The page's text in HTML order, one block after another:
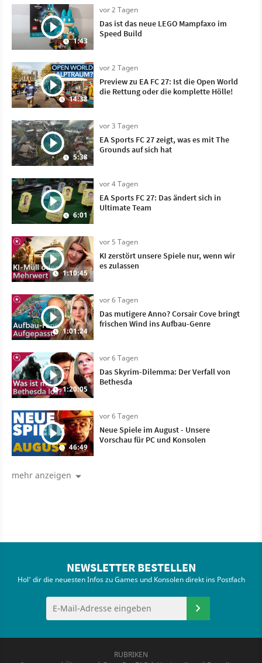
1:43
vor 2 Tagen
Das ist das neue LEGO Mampfaxo im
Speed Build
14:38
vor 2 Tagen
Preview zu EA FC 27: Ist die Open World
die Rettung oder die komplette Hölle!
5:38
vor 3 Tagen
EA Sports FC 27 zeigt, was es mit The
Grounds auf sich hat
6:01
vor 4 Tagen
EA Sports FC 27: Das ändert sich in
Ultimate Team
1:10:45
vor 5 Tagen
KI zerstört unsere Spiele nur, wenn wir
es zulassen
1:01:24
vor 6 Tagen
Das mutigere Anno? Corsair Cove bringt
frischen Wind ins Aufbau-Genre
1:20:05
vor 6 Tagen
Das Skyrim-Dilemma: Der Verfall von
Bethesda
46:49
vor 6 Tagen
Neue Spiele im August - Unsere
Vorschau für PC und Konsolen
mehr anzeigen
NEWSLETTER BESTELLEN
Hol' dir die neuesten Infos zu Games und Konsolen direkt ins Postfach
RUBRIKEN